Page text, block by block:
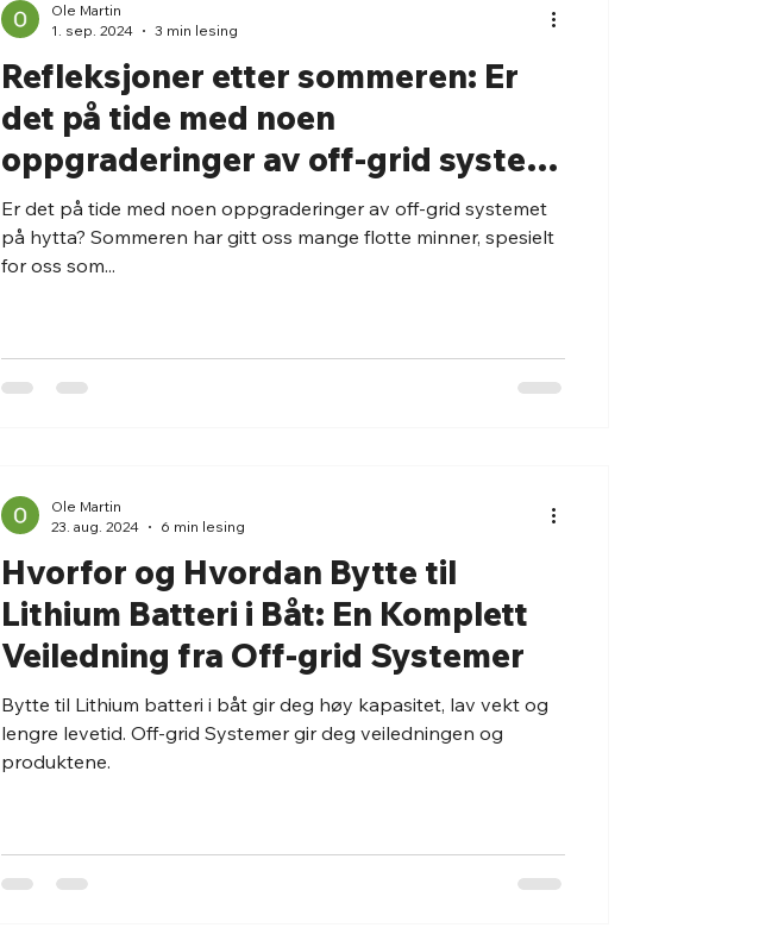
Refleksjoner etter sommeren: Er
det på tide med noen
oppgraderinger av off-grid system
på hytta?
Er det på tide med noen oppgraderinger av off-grid systemet
på hytta? Sommeren har gitt oss mange flotte minner, spesielt
for oss som...
Ole Martin
1. sep. 2024
3 min lesing
Hvorfor og Hvordan Bytte til
Lithium Batteri i Båt: En Komplett
Veiledning fra Off-grid Systemer
Bytte til Lithium batteri i båt gir deg høy kapasitet, lav vekt og
lengre levetid. Off-grid Systemer gir deg veiledningen og
produktene.
Ole Martin
23. aug. 2024
6 min lesing